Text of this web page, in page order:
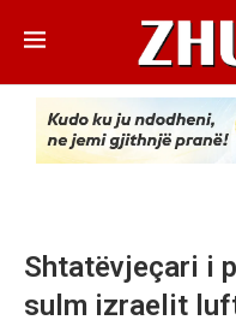
Shtatëvjeçari i
sulm izraelit